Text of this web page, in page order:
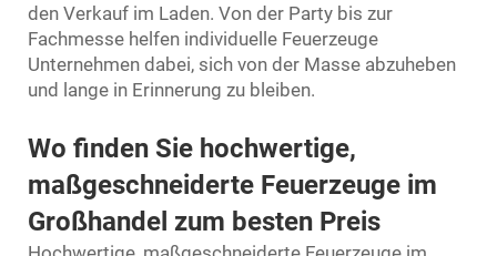
den Verkauf im Laden. Von der Party bis zur
Fachmesse helfen individuelle Feuerzeuge
Unternehmen dabei, sich von der Masse abzuheben
und lange in Erinnerung zu bleiben.
Wo finden Sie hochwertige,
maßgeschneiderte Feuerzeuge im
Großhandel zum besten Preis